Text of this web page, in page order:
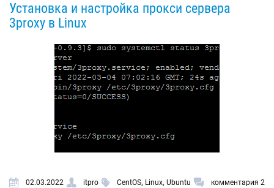
Установка и настройка прокси сервера
3proxy в Linux
02.03.2022 itpro CentOS, Linux, Ubuntu комментария 2